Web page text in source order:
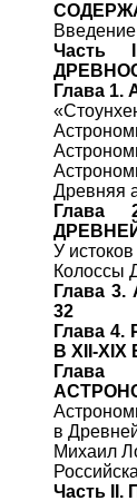
Часть
Глава
Древняя
Глава
У
Колоссы
Глава
32
Глава
В Х -XIX
в
Михаил
Часть